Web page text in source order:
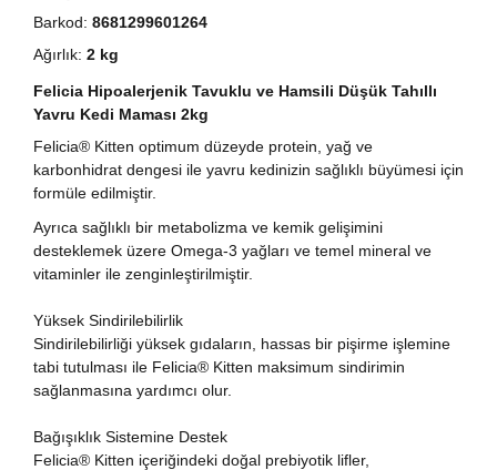
Barkod: 8681299601264
Ağırlık: 2 kg
Felicia Hipoalerjenik Tavuklu ve Hamsili Düşük Tahıllı
Yavru Kedi Maması 2kg
Felicia® Kitten optimum düzeyde protein, yağ ve
karbonhidrat dengesi ile yavru kedinizin sağlıklı büyümesi için
formüle edilmiştir.
Ayrıca sağlıklı bir metabolizma ve kemik gelişimini
desteklemek üzere Omega-3 yağları ve temel mineral ve
vitaminler ile zenginleştirilmiştir.
Yüksek Sindirilebilirlik
Sindirilebilirliği yüksek gıdaların, hassas bir pişirme işlemine
tabi tutulması ile Felicia® Kitten maksimum sindirimin
sağlanmasına yardımcı olur.
Bağışıklık Sistemine Destek
Felicia® Kitten içeriğindeki doğal prebiyotik lifler,